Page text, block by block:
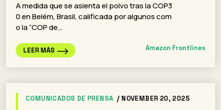
A medida que se asienta el polvo tras la COP3
0 en Belém, Brasil, calificada por algunos com
o la “COP de…
LEER MÁS Amazon Frontlines
COMUNICADOS DE PRENSA / NOVEMBER 20, 2025